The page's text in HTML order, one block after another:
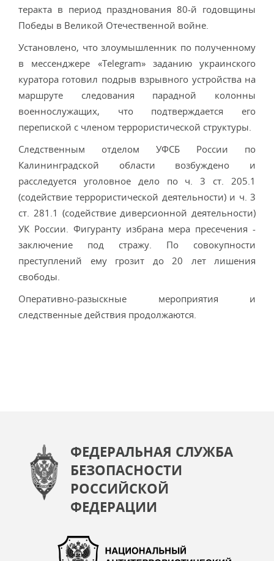
теракта в период празднования 80-й годовщины
Победы в Великой Отечественной войне.
Установлено, что злоумышленник по полученному
в мессенджере «Telegram» заданию украинского
куратора готовил подрыв взрывного устройства на
маршруте следования парадной колонны
военнослужащих, что подтверждается его
перепиской с членом террористической структуры.
Следственным отделом УФСБ России по
Калининградской области возбуждено и
расследуется уголовное дело по ч. 3 ст. 205.1
(содействие террористической деятельности) и ч. 3
ст. 281.1 (содействие диверсионной деятельности)
УК России. Фигуранту избрана мера пресечения -
заключение под стражу. По совокупности
преступлений ему грозит до 20 лет лишения
свободы.
Оперативно-разыскные мероприятия и
следственные действия продолжаются.
ФЕДЕРАЛЬНАЯ СЛУЖБА
БЕЗОПАСНОСТИ
РОССИЙСКОЙ
ФЕДЕРАЦИИ